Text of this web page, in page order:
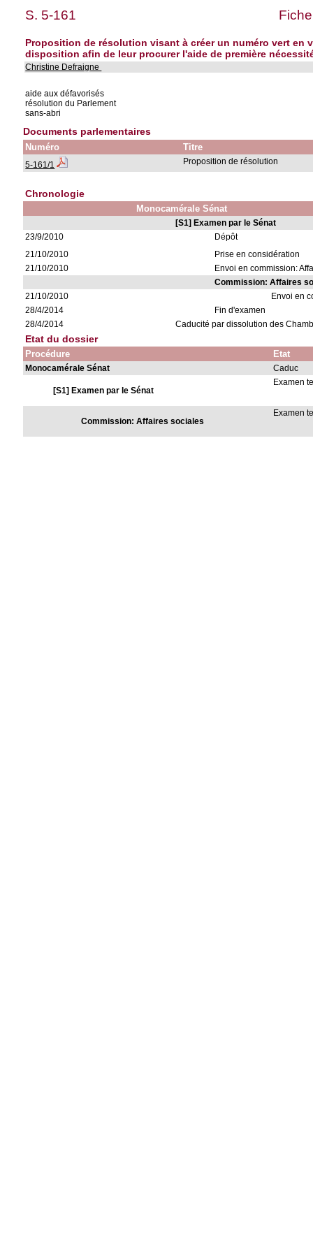
S. 5-161
Proposition de résolution visant à créer un numéro vert en
disposition afin de leur procurer l'aide de première
Christine Defraigne
aide aux défavorisés
résolution du Parlement
sans-abri
Documents parlementaires
Numéro Titre
5-161/1 Proposition de résolution
Chronologie
Monocamérale Sénat
[S1] Examen par le Sénat
23/9/2010
Dépôt
21/10/2010
Prise en considération
21/10/2010
Envoi en commission:
Commission: Affaires
21/10/2010
Envoi en
28/4/2014
Fin d'examen
28/4/2014
Caducité par dissolution des
Etat du dossier
Procédure Etat
Monocamérale Sénat Caduc
[S1] Examen par le Sénat
Examen
Commission: Affaires sociales
Examen